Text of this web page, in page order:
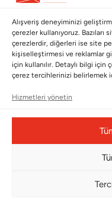
Alışveriş deneyiminizi
çerezler kullanıyoruz.
çerezlerdir, diğerleri ise site
kişiselleştirmesi ve reklamlar
için kullanılır. Detaylı bilgi
çerez tercihlerinizi belirlemek
Hizmetleri yönetin